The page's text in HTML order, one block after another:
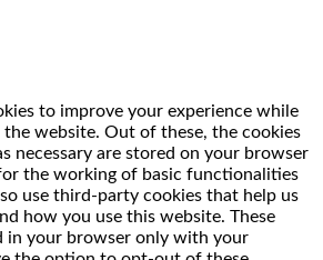
to improve your experience while
website. Out of these, the cookies
necessary are stored on your browser
the working of basic functionalities
use third-party cookies that help us
how you use this website. These
in your browser only with your